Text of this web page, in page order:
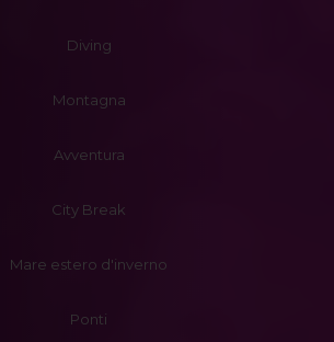
Diving
Montagna
Avventura
City Break
Mare estero d'inverno
Ponti